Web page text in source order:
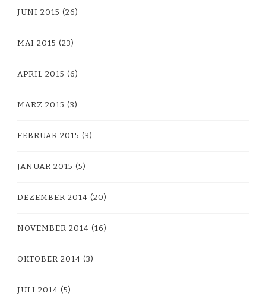
JUNI 2015 (26)
MAI 2015 (23)
APRIL 2015 (6)
MÄRZ 2015 (3)
FEBRUAR 2015 (3)
JANUAR 2015 (5)
DEZEMBER 2014 (20)
NOVEMBER 2014 (16)
OKTOBER 2014 (3)
JULI 2014 (5)